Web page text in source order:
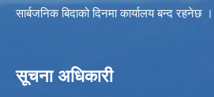
सार्बजनिक बिदाको दिनमा कार्यालय बन्द रहनेछ ।
सूचना अधिकारी